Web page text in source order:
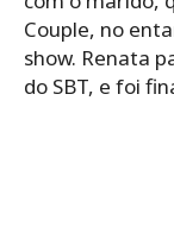
Couple, no
show. Renata
do SBT, e foi